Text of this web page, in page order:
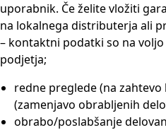
uporabnik. Če želite vložiti
na lokalnega distributerja ali
– kontaktni podatki so na
podjetja;
redne preglede (na
(zamenjavo obrabljenih
obrabo/poslabšanje